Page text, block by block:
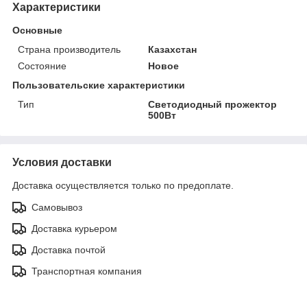
Характеристики
Основные
Страна производитель
Казахстан
Состояние
Новое
Пользовательские характеристики
Тип
Светодиодный прожектор
500Вт
Условия доставки
Доставка осуществляется только по предоплате.
Самовывоз
Доставка курьером
Доставка почтой
Транспортная компания